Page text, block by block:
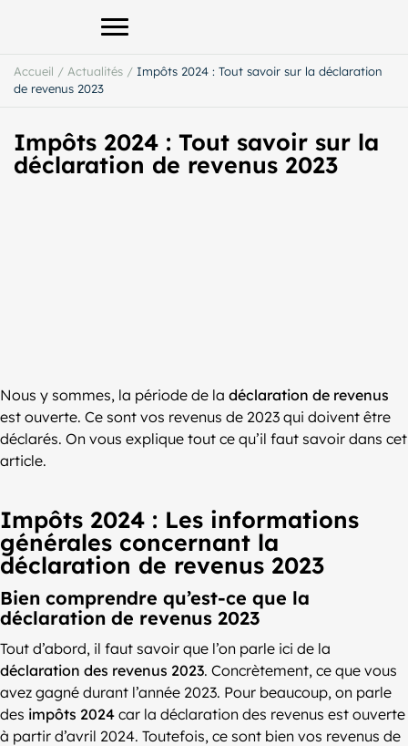
Afficher le menu principal
Accueil / Actualités / Impôts 2024 : Tout savoir sur la déclaration
de revenus 2023
Impôts 2024 : Tout savoir sur la
déclaration de revenus 2023
Nous y sommes, la période de la déclaration de revenus
est ouverte. Ce sont vos revenus de 2023 qui doivent être
déclarés. On vous explique tout ce qu’il faut savoir dans cet
article.
Impôts 2024 : Les informations
générales concernant la
déclaration de revenus 2023
Bien comprendre qu’est-ce que la
déclaration de revenus 2023
Tout d’abord, il faut savoir que l’on parle ici de la
déclaration des revenus 2023. Concrètement, ce que vous
avez gagné durant l’année 2023. Pour beaucoup, on parle
des impôts 2024 car la déclaration des revenus est ouverte
à partir d’avril 2024. Toutefois, ce sont bien vos revenus de